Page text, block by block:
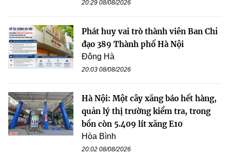
20:29 08/08/2026
Phát huy vai trò thành viên Ban Chỉ
đạo 389 Thành phố Hà Nội
Đông Hà
20:03 08/08/2026
Hà Nội: Một cây xăng báo hết hàng,
quản lý thị trường kiểm tra, trong
bồn còn 5.409 lít xăng E10
Hòa Bình
20:02 08/08/2026